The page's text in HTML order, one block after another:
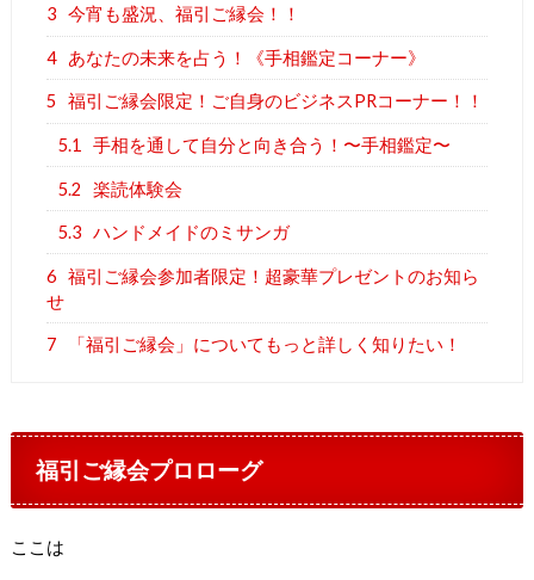
3 今宵も盛況、福引ご縁会！！
4 あなたの未来を占う！《手相鑑定コーナー》
5 福引ご縁会限定！ご自身のビジネスPRコーナー！！
5.1 手相を通して自分と向き合う！〜手相鑑定〜
5.2 楽読体験会
5.3 ハンドメイドのミサンガ
6 福引ご縁会参加者限定！超豪華プレゼントのお知ら
せ
7 「福引ご縁会」についてもっと詳しく知りたい！
福引ご縁会プロローグ
ここは